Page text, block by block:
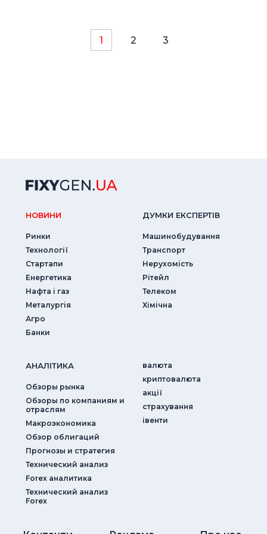
1 2 3
НОВИНИ
Ринки
Технології
Стартапи
Енергетика
Нафта і газ
Металургія
Агро
Банки
ДУМКИ ЕКСПЕРТIВ
Машинобудування
Транспорт
Нерухомість
Рітейл
Телеком
Хімічна
АНАЛIТИКА
Обзоры рынка
Обзоры по компаниям и
отраслям
Макроэкономика
Обзор облигаций
Прогнозы и стратегия
Технический анализ
Forex аналитика
Технический анализ
Forex
валюта
криптовалюта
акції
страхування
iвенти